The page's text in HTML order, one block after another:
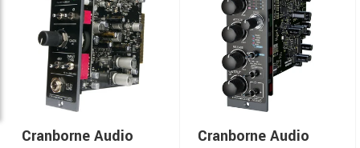
Cranborne Audio
Cranborne Audio